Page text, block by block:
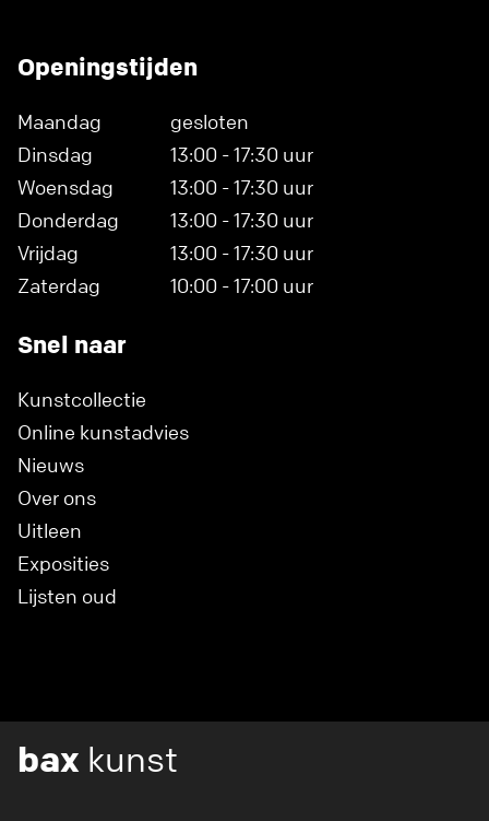
Openingstijden
Maandag
gesloten
Dinsdag
13:00 - 17:30 uur
Woensdag
13:00 - 17:30 uur
Donderdag
13:00 - 17:30 uur
Vrijdag
13:00 - 17:30 uur
Zaterdag
10:00 - 17:00 uur
Snel naar
Kunstcollectie
Online kunstadvies
Nieuws
Over ons
Uitleen
Exposities
Lijsten oud
bax kunst